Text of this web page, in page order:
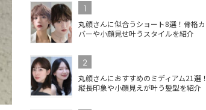
1
丸顔さんに似合うショート8選！骨格カ
バーや小顔見せ叶うスタイルを紹介
2
丸顔さんにおすすめのミディアム21選！
縦長印象や小顔見えが叶う髪型を紹介